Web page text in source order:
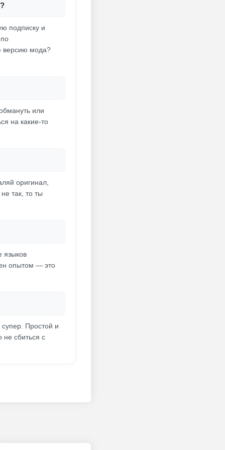
подписку и
версию мода?
или
на какие-то
оригинал,
так, то ты
языков
опытом — это
Простой и
сбиться с